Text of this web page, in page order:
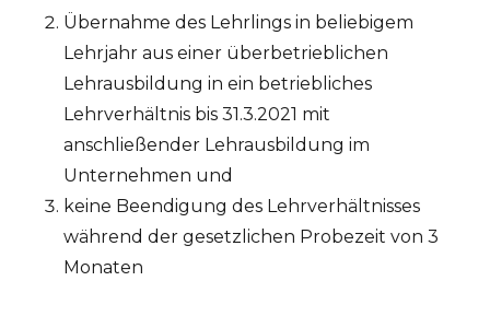
Übernahme des Lehrlings in beliebigem
Lehrjahr aus einer überbetrieblichen
Lehrausbildung in ein betriebliches
Lehrverhältnis bis 31.3.2021 mit
anschließender Lehrausbildung im
Unternehmen und
keine Beendigung des Lehrverhältnisses
während der gesetzlichen Probezeit von 3
Monaten